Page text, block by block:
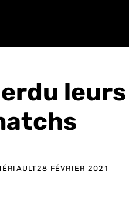
28 FÉVRIER 2021